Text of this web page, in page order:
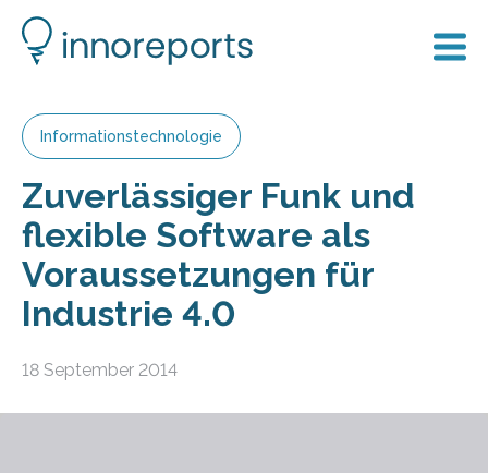
Informationstechnologie
Zuverlässiger Funk und
flexible Software als
Voraussetzungen für
Industrie 4.0
18 September 2014